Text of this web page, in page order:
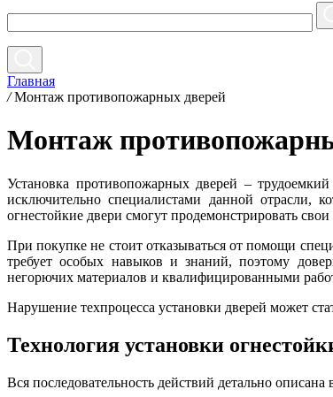
Главная
/ Монтаж противопожарных дверей
Монтаж
Установка противопожарных дверей –
исключительно специалистами данной
огнестойкие двери смогут продемонстрировать
При покупке не стоит отказываться от помощи
требует особых навыков и знаний, поэтому
негорючих материалов и квалифицированными
Нарушение техпроцесса установки дверей может
Технология установки
Вся последовательность действий детально